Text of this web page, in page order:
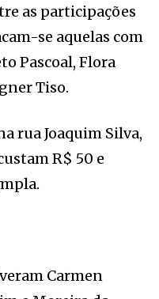
as participações
se aquelas com
Pascoal, Flora
Tiso.
rua Joaquim Silva,
R$ 50 e
Carmen